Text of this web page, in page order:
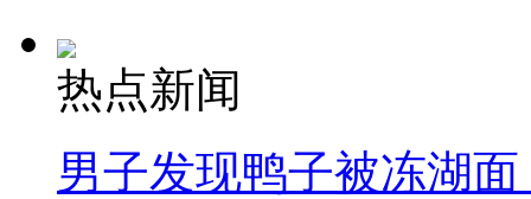
热点新闻
男子发现鸭子被冻湖